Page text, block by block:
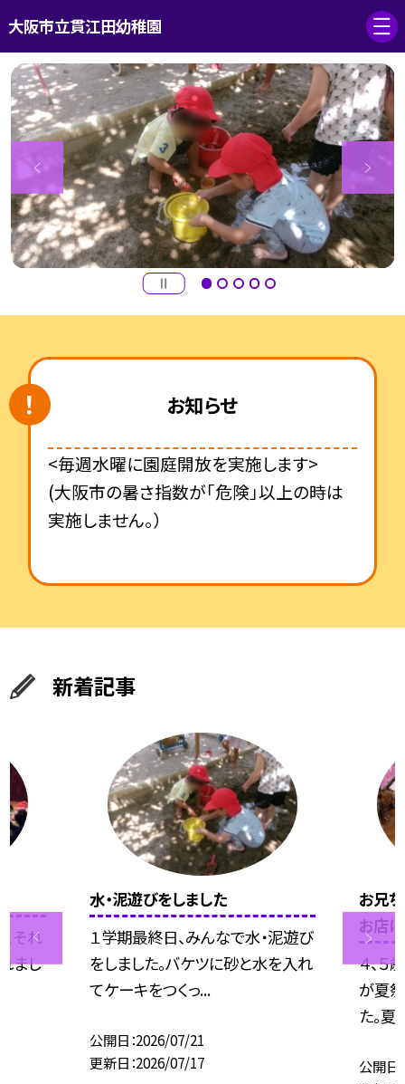
大阪市立貫江田幼稚園
お知らせ
<毎週水曜に園庭開放を実施します>
(大阪市の暑さ指数が「危険」以上の時は
実施しません。）
新着記事
それ
まし
水・泥遊びをしました
１学期最終日、みんなで水・泥遊び
をしました。バケツに砂と水を入れ
てケーキをつくっ...
公開日 2026/07/21
更新日 2026/07/17
お兄
お店
４、５
が夏
た。夏
公開日